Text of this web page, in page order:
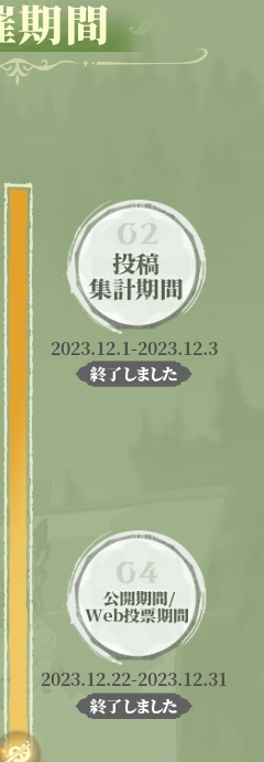
2023.12.1-2023.12.3
2023.12.22-2023.12.31